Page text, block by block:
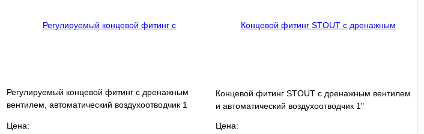
Регулируемый концевой фитинг с дренажным
вентилем, автоматический воздухоотводчик 1
Цена:
Концевой фитинг STOUT с дренажным вентилем
и автоматический воздухоотводчик 1"
Цена: